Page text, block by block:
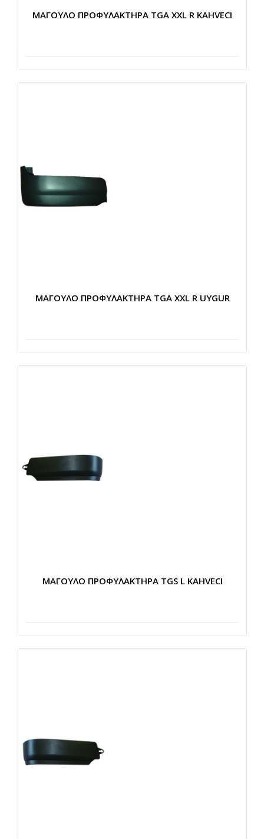
ΜΑΓΟΥΛΟ ΠΡΟΦΥΛΑΚΤΗΡΑ TGA XXL R KAHVECI
ΜΑΓΟΥΛΟ ΠΡΟΦΥΛΑΚΤΗΡΑ TGA XXL R UYGUR
ΜΑΓΟΥΛΟ ΠΡΟΦΥΛΑΚΤΗΡΑ TGS L KAHVECI